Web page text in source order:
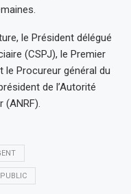
le Président délégué
(CSPJ), le Premier
Procureur général du
de l’Autorité
(ANRF).